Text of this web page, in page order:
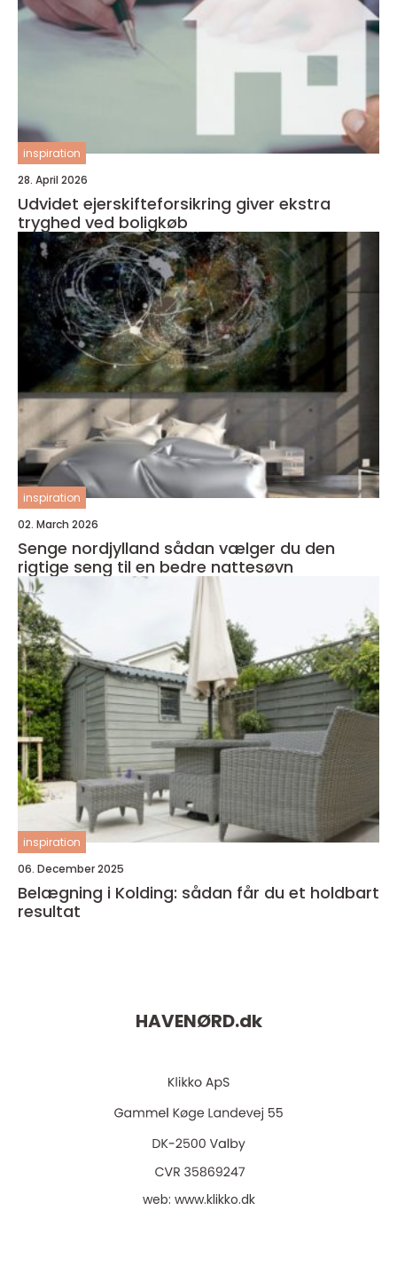
inspiration
28. April 2026
Udvidet ejerskifteforsikring giver ekstra
tryghed ved boligkøb
inspiration
02. March 2026
Senge nordjylland sådan vælger du den
rigtige seng til en bedre nattesøvn
inspiration
06. December 2025
Belægning i Kolding: sådan får du et holdbart
resultat
HAVENØRD.dk
web: www.klikko.dk